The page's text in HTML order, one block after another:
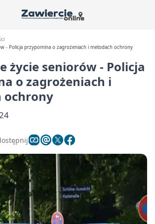
- Policja przypomina o zagrożeniach i metodach ochrony
życie seniorów - Policja
o zagrożeniach i
ochrony